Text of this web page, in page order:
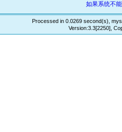
如果系统不
Processed in 0.0269 second(s),
Version:3.3[2250],